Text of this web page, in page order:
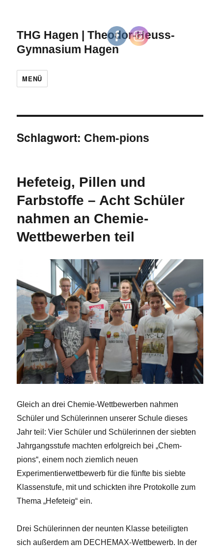
THG Hagen | Theodor-Heuss-
Gymnasium Hagen
MENÜ
Schlagwort: Chem-pions
Hefeteig, Pillen und
Farbstoffe – Acht Schüler
nahmen an Chemie-
Wettbewerben teil
Gleich an drei Chemie-Wettbewerben nahmen
Schüler und Schülerinnen unserer Schule dieses
Jahr teil: Vier Schüler und Schülerinnen der siebten
Jahrgangsstufe machten erfolgreich bei „Chem-
pions“, einem noch ziemlich neuen
Experimentierwettbewerb für die fünfte bis siebte
Klassenstufe, mit und schickten ihre Protokolle zum
Thema „Hefeteig“ ein.
Drei Schülerinnen der neunten Klasse beteiligten
sich außerdem am DECHEMAX-Wettbewerb. In der